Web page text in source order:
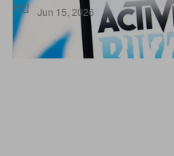
게임 Jun 15, 2026